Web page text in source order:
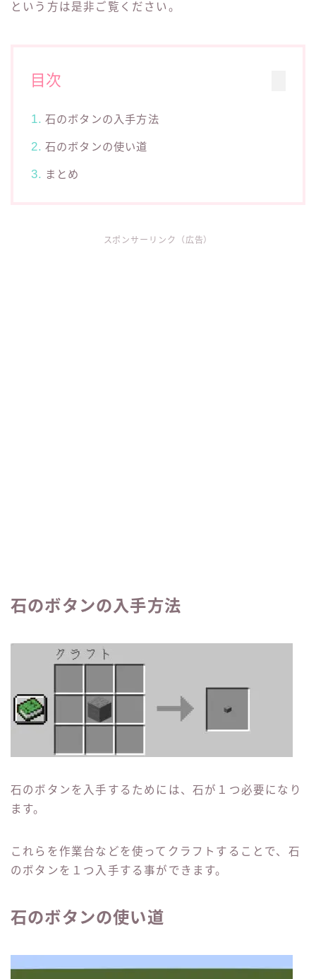
という方は是非ご覧ください。
目次
石のボタンの入手方法
石のボタンの使い道
まとめ
スポンサーリンク（広告）
石のボタンの入手方法
石のボタンを入手するためには、石が１つ必要になり
ます。
これらを作業台などを使ってクラフトすることで、石
のボタンを１つ入手する事ができます。
石のボタンの使い道